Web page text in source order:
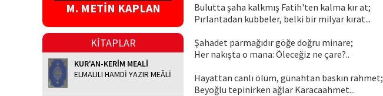
M. METİN KAPLAN
KİTAPLAR
KUR'AN-KERİM MEALİ
ELMALILI HAMDİ YAZIR MEÂLİ
Bulutta şaha kalkmış Fatih'ten kalma kır at;
Pırlantadan kubbeler, belki bir milyar kırat...
Şahadet parmağıdır göğe doğru minare;
Her nakışta o mana: Öleceğiz ne çare?..
Hayattan canlı ölüm, günahtan baskın rahmet;
Beyoğlu tepinirken ağlar Karacaahmet...